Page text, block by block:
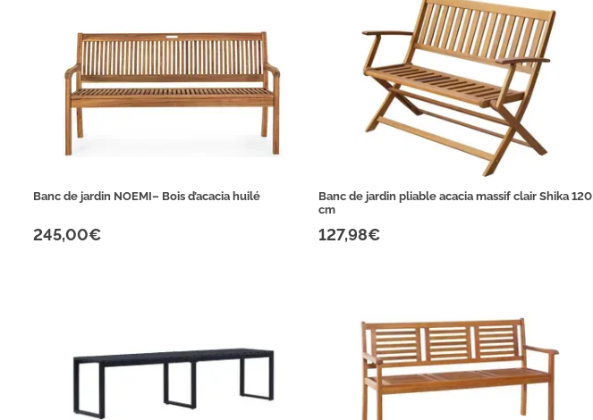
Banc de jardin NOEMI– Bois d’acacia huilé
245,00€
Banc de jardin pliable acacia massif clair Shika 120
cm
127,98€